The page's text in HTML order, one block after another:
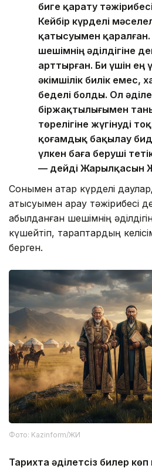
биге қарату
Кейбір күрделі
қатысуымен
шешімнің әділдігіне
арттырған. Би үшін ең
әкімшілік билік емес,
беделі болды. Ол
біржақтылығымен
төрелігіне жүгінуді
қоғамдық бақылау
үлкен баға беруші
— дейді Жарылқасын
Сонымен қатар күрделі
қатысуымен қарау тәжірибесі
қабылданған шешімнің
күшейтіп, тараптардың
берген.
Фото: Kazinform/ЖИ
Тарихта әділетсіз билер